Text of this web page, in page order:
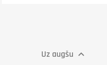
26, 38, 50, 63, 101, 177, 253,
Uz augšu 